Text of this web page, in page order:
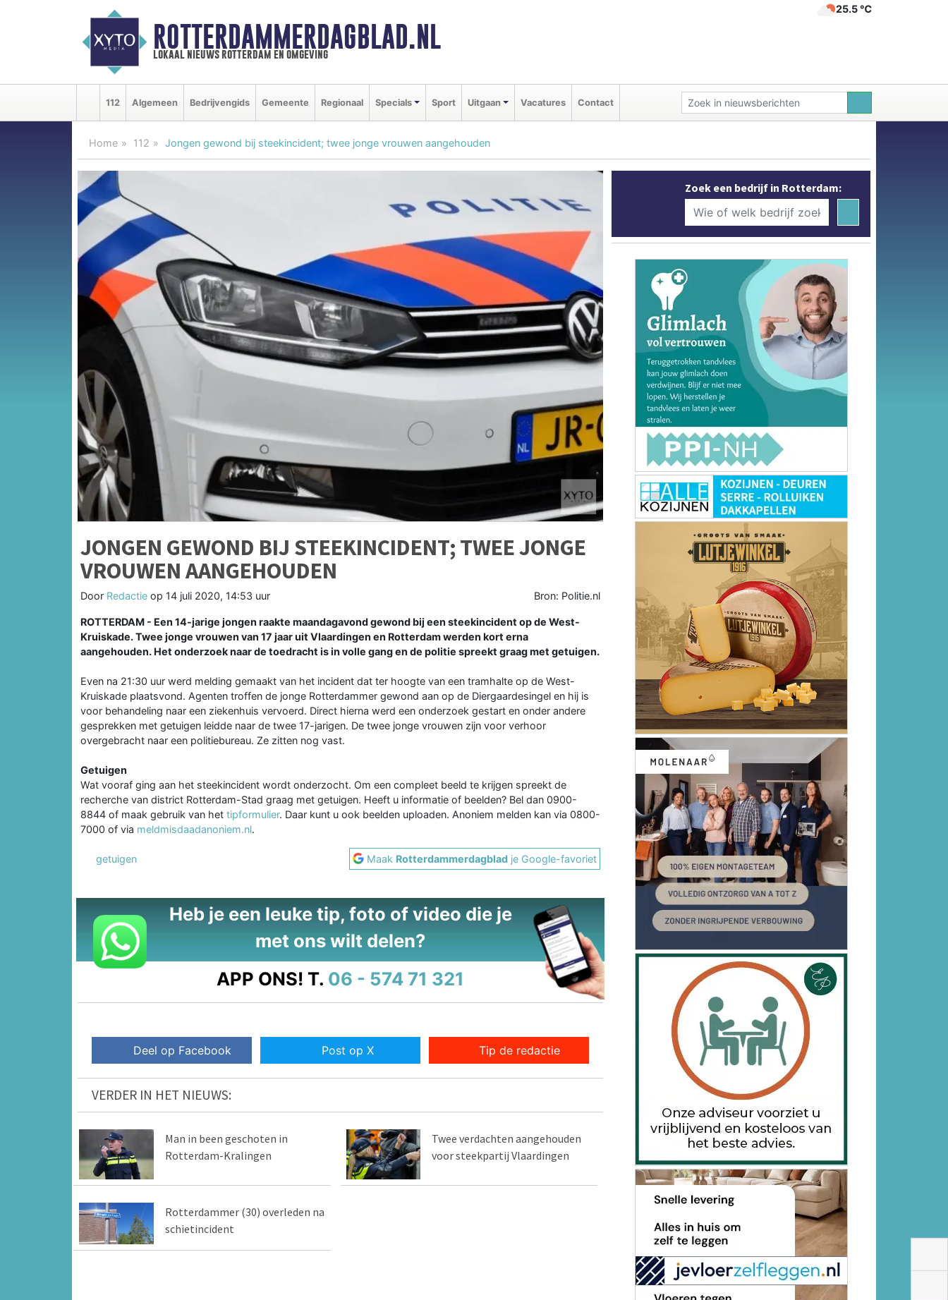
ROTTERDAMMERDAGBLAD.NL
lokaal nieuws rotterdam en omgeving
25.5 ℃
112 Algemeen Bedrijvengids Gemeente Regionaal Specials Sport Uitgaan Vacatures Contact
Home 112 Jongen gewond bij steekincident; twee jonge vrouwen aangehouden
JONGEN GEWOND BIJ STEEKINCIDENT; TWEE JONGE
VROUWEN AANGEHOUDEN
Door Redactie op 14 juli 2020, 14:53 uur Bron: Politie.nl
ROTTERDAM - Een 14-jarige jongen raakte maandagavond gewond bij een steekincident op de West-
Kruiskade. Twee jonge vrouwen van 17 jaar uit Vlaardingen en Rotterdam werden kort erna
aangehouden. Het onderzoek naar de toedracht is in volle gang en de politie spreekt graag met getuigen.
Even na 21:30 uur werd melding gemaakt van het incident dat ter hoogte van een tramhalte op de West-
Kruiskade plaatsvond. Agenten troffen de jonge Rotterdammer gewond aan op de Diergaardesingel en hij is
voor behandeling naar een ziekenhuis vervoerd. Direct hierna werd een onderzoek gestart en onder andere
gesprekken met getuigen leidde naar de twee 17-jarigen. De twee jonge vrouwen zijn voor verhoor
overgebracht naar een politiebureau. Ze zitten nog vast.
Getuigen
Wat vooraf ging aan het steekincident wordt onderzocht. Om een compleet beeld te krijgen spreekt de
recherche van district Rotterdam-Stad graag met getuigen. Heeft u informatie of beelden? Bel dan 0900-
8844 of maak gebruik van het tipformulier. Daar kunt u ook beelden uploaden. Anoniem melden kan via 0800-
7000 of via meldmisdaadanoniem.nl.
getuigen Maak Rotterdammerdagblad je Google-favoriet
Heb je een leuke tip, foto of video die je
met ons wilt delen?
APP ONS! T. 06 - 574 71 321
Deel op Facebook Post op X Tip de redactie
VERDER IN HET NIEUWS:
Man in been geschoten in
Rotterdam-Kralingen
Twee verdachten aangehouden
voor steekpartij Vlaardingen
Rotterdammer (30) overleden na
schietincident
Zoek een bedrijf in Rotterdam: